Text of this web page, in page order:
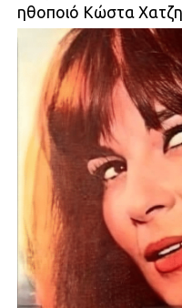
ηθοποιό Κώστα